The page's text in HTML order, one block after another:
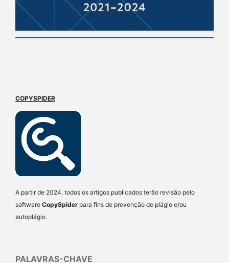
COPYSPIDER
A partir de 2024, todos os artigos publicados terão revisão pelo
software CopySpider para fins de prevenção de plágio e/ou
autoplágio.
PALAVRAS-CHAVE